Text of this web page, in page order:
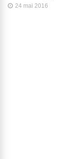
24 mai 2016